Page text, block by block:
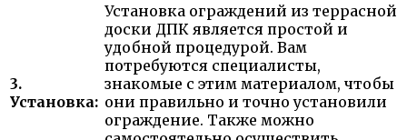
3.
Установка:
Установка ограждений из террасной
доски ДПК является простой и
удобной процедурой. Вам
потребуются специалисты,
знакомые с этим материалом, чтобы
они правильно и точно установили
ограждение. Также можно